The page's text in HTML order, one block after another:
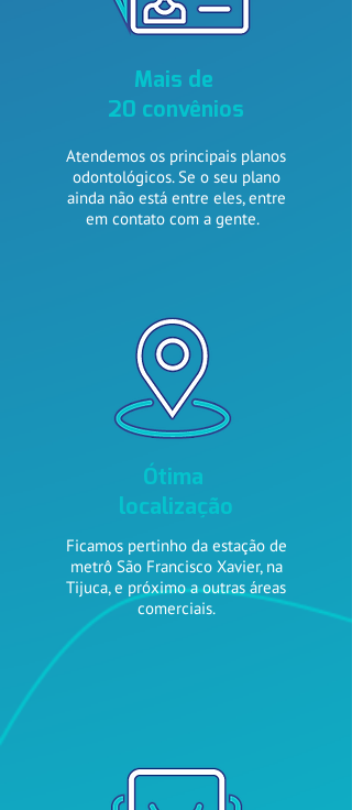
Mais de
20 convênios
Atendemos os principais planos
odontológicos. Se o seu plano
ainda não está entre eles, entre
em contato com a gente.
Ótima
localização
Ficamos pertinho da estação de
metrô São Francisco Xavier, na
Tijuca, e próximo a outras áreas
comerciais.